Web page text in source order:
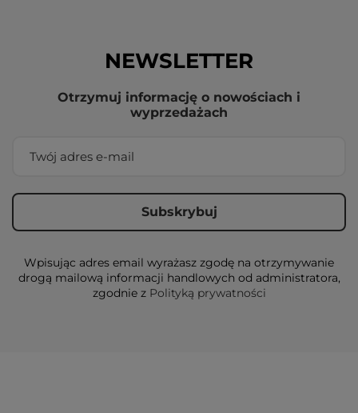
NEWSLETTER
Otrzymuj informację o nowościach i
wyprzedażach
Wpisując adres email wyrażasz zgodę na otrzymywanie
drogą mailową informacji handlowych od administratora,
zgodnie z Polityką prywatności